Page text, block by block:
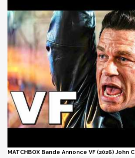
MATCHBOX Bande Annonce VF (2026) John